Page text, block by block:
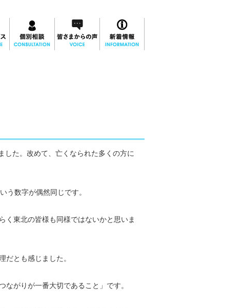
た。改めて、亡くなられた多くの方に
う数字が偶然同じです。
く東北の皆様も同様ではないかと思いま
だとも感じました。
がりが一番大切であること」です。